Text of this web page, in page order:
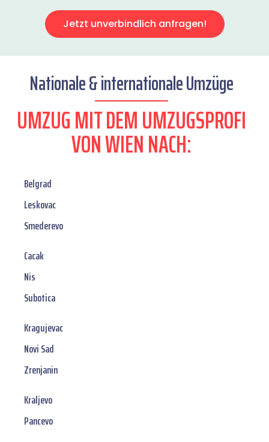
Jetzt unverbindlich anfragen!
Nationale & internationale Umzüge
UMZUG MIT DEM UMZUGSPROFI
VON WIEN NACH:
Belgrad
Leskovac
Smederevo
Cacak
Nis
Subotica
Kragujevac
Novi Sad
Zrenjanin
Kraljevo
Pancevo